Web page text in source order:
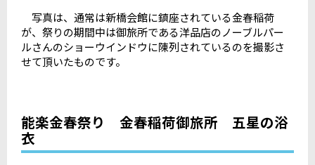
写真は、通常は新橋会館に鎮座されている金春稲荷
が、祭りの期間中は御旅所である洋品店のノーブルパー
ルさんのショーウインドウに陳列されているのを撮影さ
せて頂いたものです。
能楽金春祭り 金春稲荷御旅所 五星の浴
衣